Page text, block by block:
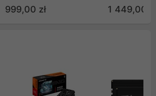
999,00 zł 1 449,00 zł